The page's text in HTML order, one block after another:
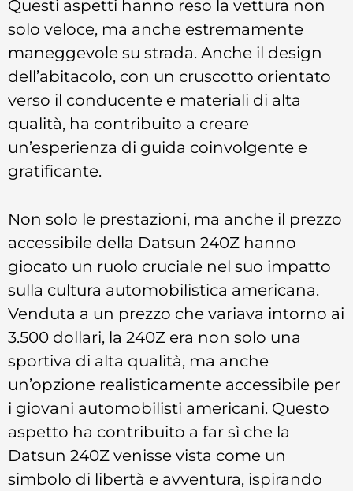
Questi aspetti hanno reso la vettura non
solo veloce, ma anche estremamente
maneggevole su strada. Anche il design
dell’abitacolo, con un cruscotto orientato
verso il conducente e materiali di alta
qualità, ha contribuito a creare
un’esperienza di guida coinvolgente e
gratificante.
Non solo le prestazioni, ma anche il prezzo
accessibile della Datsun 240Z hanno
giocato un ruolo cruciale nel suo impatto
sulla cultura automobilistica americana.
Venduta a un prezzo che variava intorno ai
3.500 dollari, la 240Z era non solo una
sportiva di alta qualità, ma anche
un’opzione realisticamente accessibile per
i giovani automobilisti americani. Questo
aspetto ha contribuito a far sì che la
Datsun 240Z venisse vista come un
simbolo di libertà e avventura, ispirando